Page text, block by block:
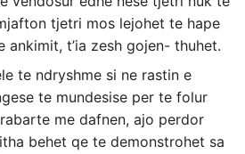
tjetri mos lejohet te hape
t’ia zesh gojen- thuhet.
te ndryshme si ne rastin e
te mundesise per te folur
me dafnen, ajo perdor
behet qe te demonstrohet sa